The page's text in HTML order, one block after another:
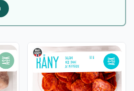
"Salsiccia Rå Pølse 75g
Vis flere detaljer for